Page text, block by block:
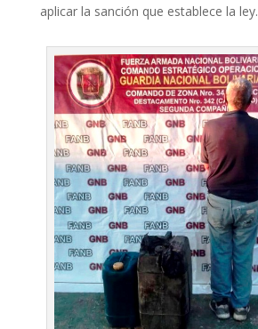
aplicar la sanción que establece la ley.